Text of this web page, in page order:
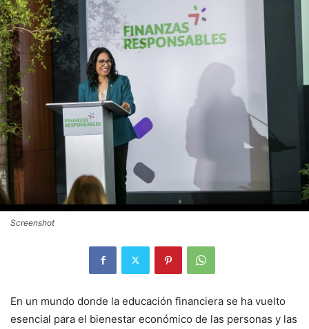
Screenshot
En un mundo donde la educación financiera se ha vuelto
esencial para el bienestar económico de las personas y las